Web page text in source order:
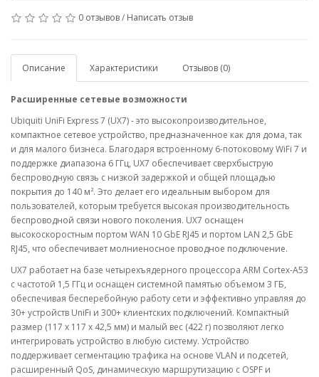
0 отзывов/ Написать отзыв
Описание Характеристики Отзывов (0)
Расширенные сетевые возможности
Ubiquiti UniFi Express 7 (UX7) - это высокопроизводительное,
компактное сетевое устройство, предназначенное как для дома, так
и для малого бизнеса. Благодаря встроенному 6-потоковому WiFi 7 и
поддержке диапазона 6 ГГц, UX7 обеспечивает сверхбыструю
беспроводную связь с низкой задержкой и общей площадью
покрытия до 140 м². Это делает его идеальным выбором для
пользователей, которым требуется высокая производительность
беспроводной связи нового поколения. UX7 оснащен
высокоскоростным портом WAN 10 GbE RJ45 и портом LAN 2,5 GbE
RJ45, что обеспечивает молниеносное проводное подключение.
UX7 работает на базе четырехъядерного процессора ARM Cortex-A53
с частотой 1,5 ГГц и оснащен системной памятью объемом 3 ГБ,
обеспечивая бесперебойную работу сети и эффективно управляя до
30+ устройств UniFi и 300+ клиентских подключений. Компактный
размер (117 x 117 x 42,5 мм) и малый вес (422 г) позволяют легко
интегрировать устройство в любую систему. Устройство
поддерживает сегментацию трафика на основе VLAN и подсетей,
расширенный QoS, динамическую маршрутизацию с OSPF и